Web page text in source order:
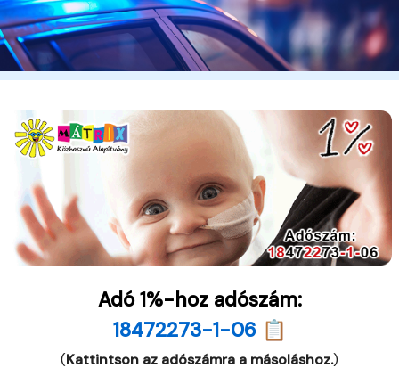
Adó 1%-hoz adószám:
18472273-1-06 📋
(Kattintson az adószámra a másoláshoz.)